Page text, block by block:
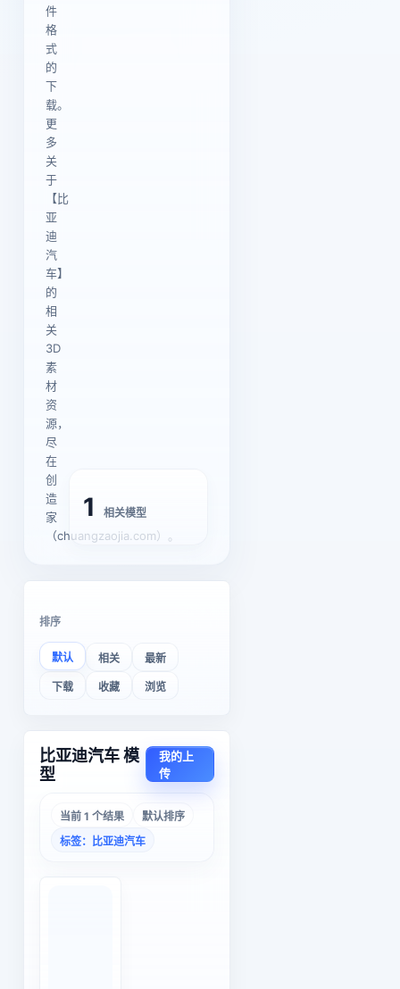
件
格
式
的
下
载。
更
多
关
于
【比
亚
迪
汽
车】
的
相
关
3D
素
材
资
源，
尽
在
创
造
家
（chuangzaojia.com）。
1 相关模型
排序
默认 相关 最新
下载 收藏 浏览
比亚迪汽车 模
型
我的上
传
当前 1 个结果
默认排序
标签：比亚迪汽车